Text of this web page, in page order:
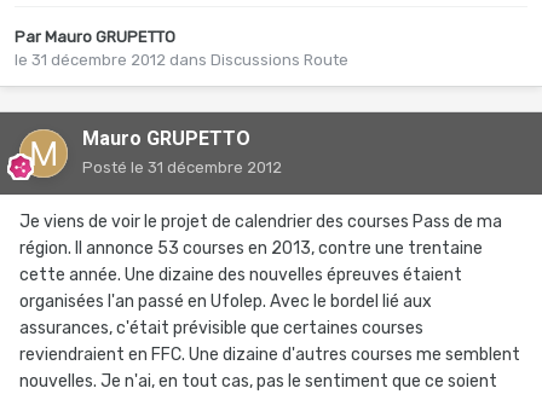
Par Mauro GRUPETTO
le 31 décembre 2012 dans Discussions Route
Mauro GRUPETTO
Posté le 31 décembre 2012
Je viens de voir le projet de calendrier des courses Pass de ma
région. Il annonce 53 courses en 2013, contre une trentaine
cette année. Une dizaine des nouvelles épreuves étaient
organisées l'an passé en Ufolep. Avec le bordel lié aux
assurances, c'était prévisible que certaines courses
reviendraient en FFC. Une dizaine d'autres courses me semblent
nouvelles. Je n'ai, en tout cas, pas le sentiment que ce soient